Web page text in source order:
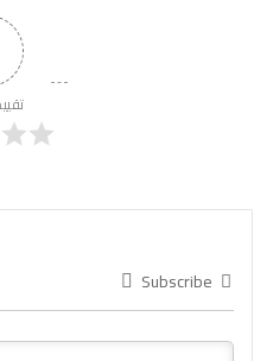
Subscribe